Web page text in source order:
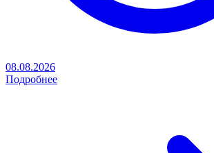
08.08.2026
Подробнее